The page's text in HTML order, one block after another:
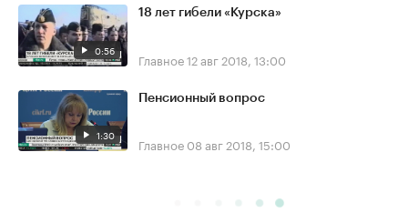
0:56
18 лет гибели «Курска»
Главное12 авг 2018, 13:00
1:30
Пенсионный вопрос
Главное 08 авг 2018, 15:00